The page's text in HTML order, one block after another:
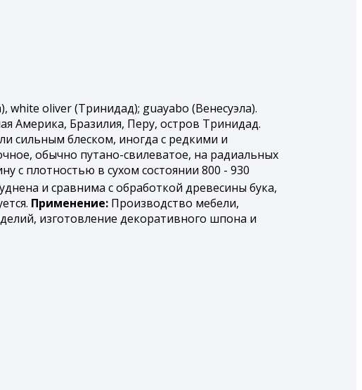
white oliver (Тринидад); guayabo (Венесуэла).
Америка, Бразилия, Перу, остров Тринидад.
сильным блеском, иногда с редкими и
обычно путано-свилеватое, на радиальных
с плотностью в сухом состоянии 800 - 930
и сравнима с обработкой древесины бука,
Применение: Производство мебели,
изготовление декоративного шпона и